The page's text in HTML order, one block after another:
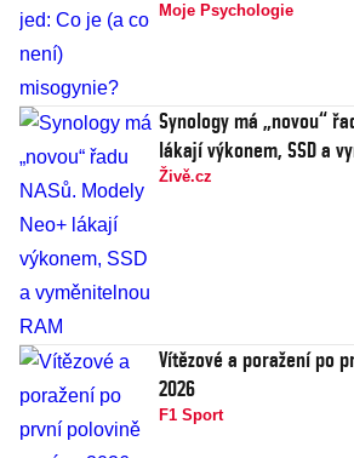
Moje Psychologie
Synology má „novou“
lákají výkonem, SSD a
Živě.cz
Vítězové a poražení po
2026
F1 Sport